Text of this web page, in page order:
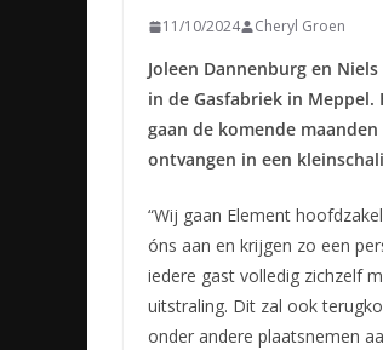
11/10/2024 Cheryl Groen
Joleen Dannenburg en
in de Gasfabriek in
gaan de komende
ontvangen in een
“Wij gaan Element
óns aan en krijgen zo een
iedere gast volledig zichzelf
uitstraling. Dit zal ook
onder andere plaatsnemen